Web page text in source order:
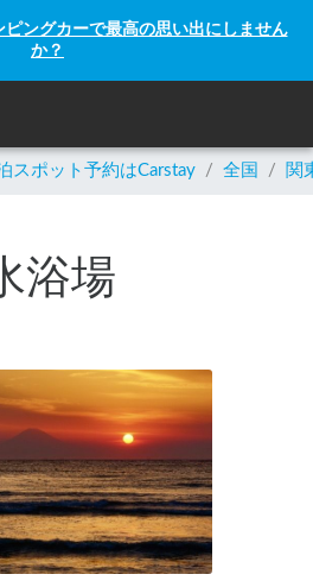
ングカーで最高の思い出にしません
か？
スポット予約はCarstay / 全国 / 関
浴場